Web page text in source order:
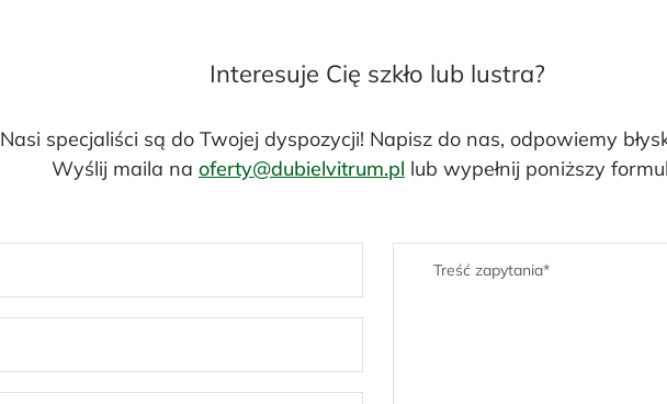
Interesuje Cię szkło lub lustra?
Nasi specjaliści są do Twojej dyspozycji! Napisz do nas, odpowiemy
Wyślij maila na oferty@dubielvitrum.pl lub wypełnij poniższy